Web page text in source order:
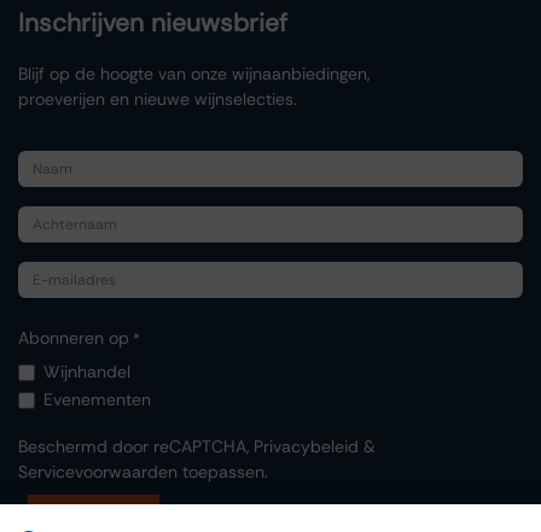
Inschrijven nieuwsbrief
Blijf op de hoogte van onze wijnaanbiedingen,
proeverijen en nieuwe wijnselecties.
Abonneren op *
Wijnhandel
Evenementen
Beschermd door reCAPTCHA, Privacybeleid &
Servicevoorwaarden toepassen.